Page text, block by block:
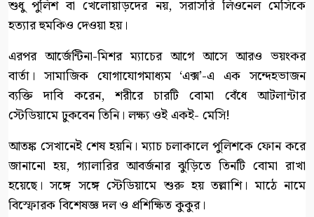
শুধু পুলিশ বা খেলোয়াড়দের নয়, সরাসরি লিওনেল মেসিকে
হত্যার হুমকিও দেওয়া হয়।
এরপর আর্জেন্টিনা-মিশর ম্যাচের আগে আসে আরও ভয়ংকর
বার্তা। সামাজিক যোগাযোগমাধ্যম ‘এক্স’-এ এক সন্দেহভাজন
ব্যক্তি দাবি করেন, শরীরে চারটি বোমা বেঁধে আটলান্টার
স্টেডিয়ামে ঢুকবেন তিনি। লক্ষ্য ওই একই- মেসি!
আতঙ্ক সেখানেই শেষ হয়নি। ম্যাচ চলাকালে পুলিশকে ফোন করে
জানানো হয়, গ্যালারির আবর্জনার ঝুড়িতে তিনটি বোমা রাখা
হয়েছে। সঙ্গে সঙ্গে স্টেডিয়ামে শুরু হয় তল্লাশি। মাঠে নামে
বিস্ফোরক বিশেষজ্ঞ দল ও প্রশিক্ষিত কুকুর।